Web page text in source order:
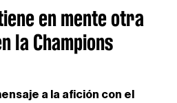
en mente otra
la Champions
a la afición con el